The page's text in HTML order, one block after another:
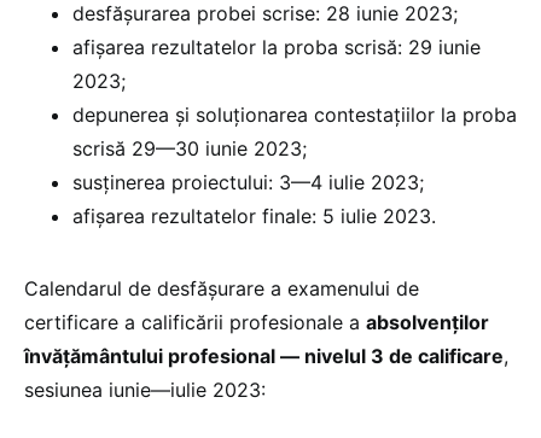
desfășurarea probei scrise: 28 iunie 2023;
afișarea rezultatelor la proba scrisă: 29 iunie
2023;
depunerea și soluționarea contestațiilor la proba
scrisă 29—30 iunie 2023;
susținerea proiectului: 3—4 iulie 2023;
afișarea rezultatelor finale: 5 iulie 2023.
Calendarul de desfășurare a examenului de
certificare a calificării profesionale a absolvenților
învățământului profesional — nivelul 3 de calificare,
sesiunea iunie—iulie 2023: